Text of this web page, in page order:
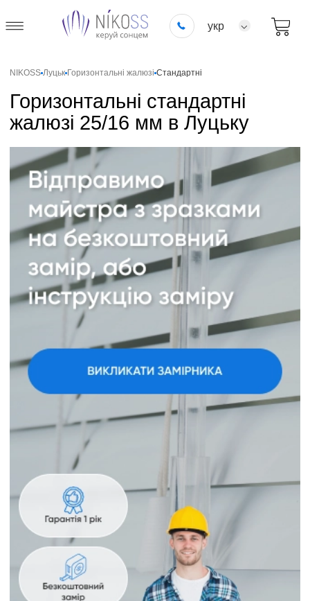
укр
NIKOSS Луцьк Горизонтальні жалюзі Стандартні
Горизонтальні стандартні
жалюзі 25/16 мм в Луцьку